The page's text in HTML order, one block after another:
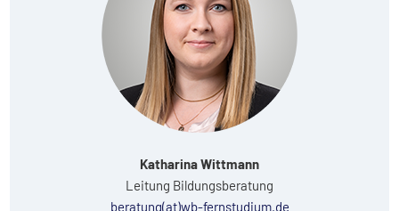
Katharina Wittmann
Leitung Bildungsberatung
beratung(at)wb-fernstudium.de